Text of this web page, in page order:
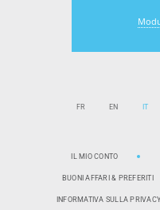
FR EN IT
IL MIO CONTO
BUONI AFFARI & PREFERITI
INFORMATIVA SULLA PRIVACY